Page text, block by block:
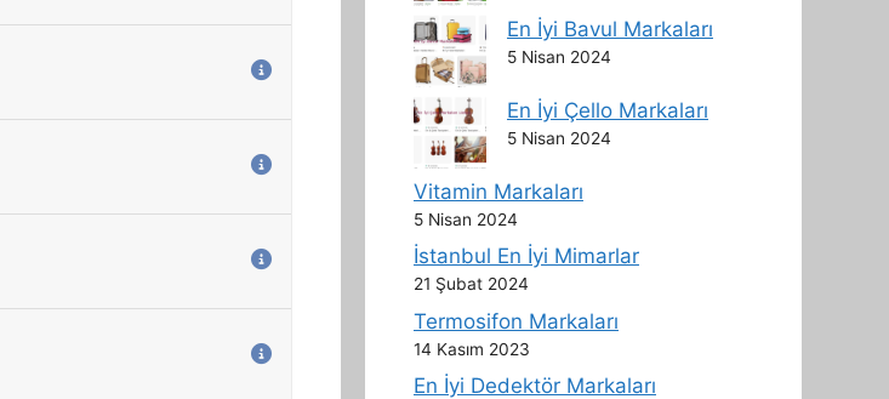
En İyi Bavul Markaları
5 Nisan 2024
En İyi Çello Markaları
5 Nisan 2024
Vitamin Markaları
5 Nisan 2024
İstanbul En İyi Mimarlar
21 Şubat 2024
Termosifon Markaları
14 Kasım 2023
En İyi Dedektör Markaları